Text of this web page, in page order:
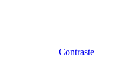
Contraste